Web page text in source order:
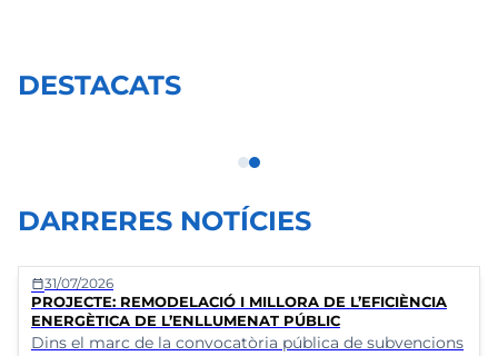
DESTACATS
DARRERES NOTÍCIES
calendar_today31/07/2026
PROJECTE: REMODELACIÓ I MILLORA DE L’EFICIÈNCIA
ENERGÈTICA DE L’ENLLUMENAT PÚBLIC
Dins el marc de la convocatòria pública de subvencions